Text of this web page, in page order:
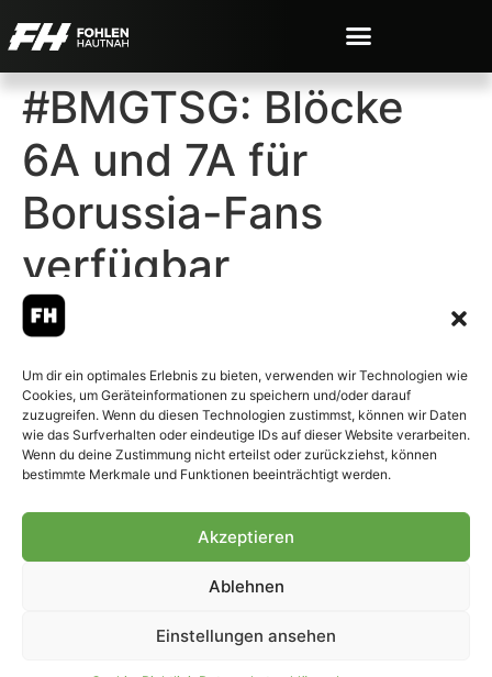
Um dir ein optimales Erlebnis zu bieten, verwenden wir Technologien wie
Cookies, um Geräteinformationen zu speichern und/oder darauf
zuzugreifen. Wenn du diesen Technologien zustimmst, können wir Daten
wie das Surfverhalten oder eindeutige IDs auf dieser Website verarbeiten.
Wenn du deine Zustimmung nicht erteilst oder zurückziehst, können
bestimmte Merkmale und Funktionen beeinträchtigt werden.
Akzeptieren
Ablehnen
Einstellungen ansehen
#BMGTSG: Blöcke
6A und 7A für
Borussia-Fans
verfügbar
© 2007-2026 Fohlen-Hautnah.de
– Alle rechte vorbehalten.
Fohlen-Hautnah.de ist ein
offiziell eingetragenes Magazin